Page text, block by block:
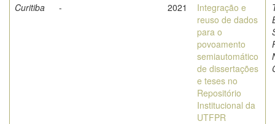
Curitiba - 2021
Integração e
reuso de dados
para o
povoamento
semiautomático
de dissertações
e teses no
Repositório
Institucional da
UTFPR